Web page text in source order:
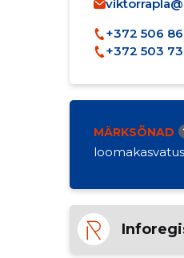
+372 506
+372 503
MÄRKSÕNAD